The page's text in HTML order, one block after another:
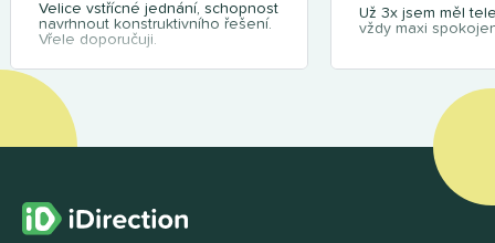
Velice vstřícné jednání, schopnost
navrhnout konstruktivního řešení.
Vřele doporučuji.
Už 3x jsem měl
vždy maxi